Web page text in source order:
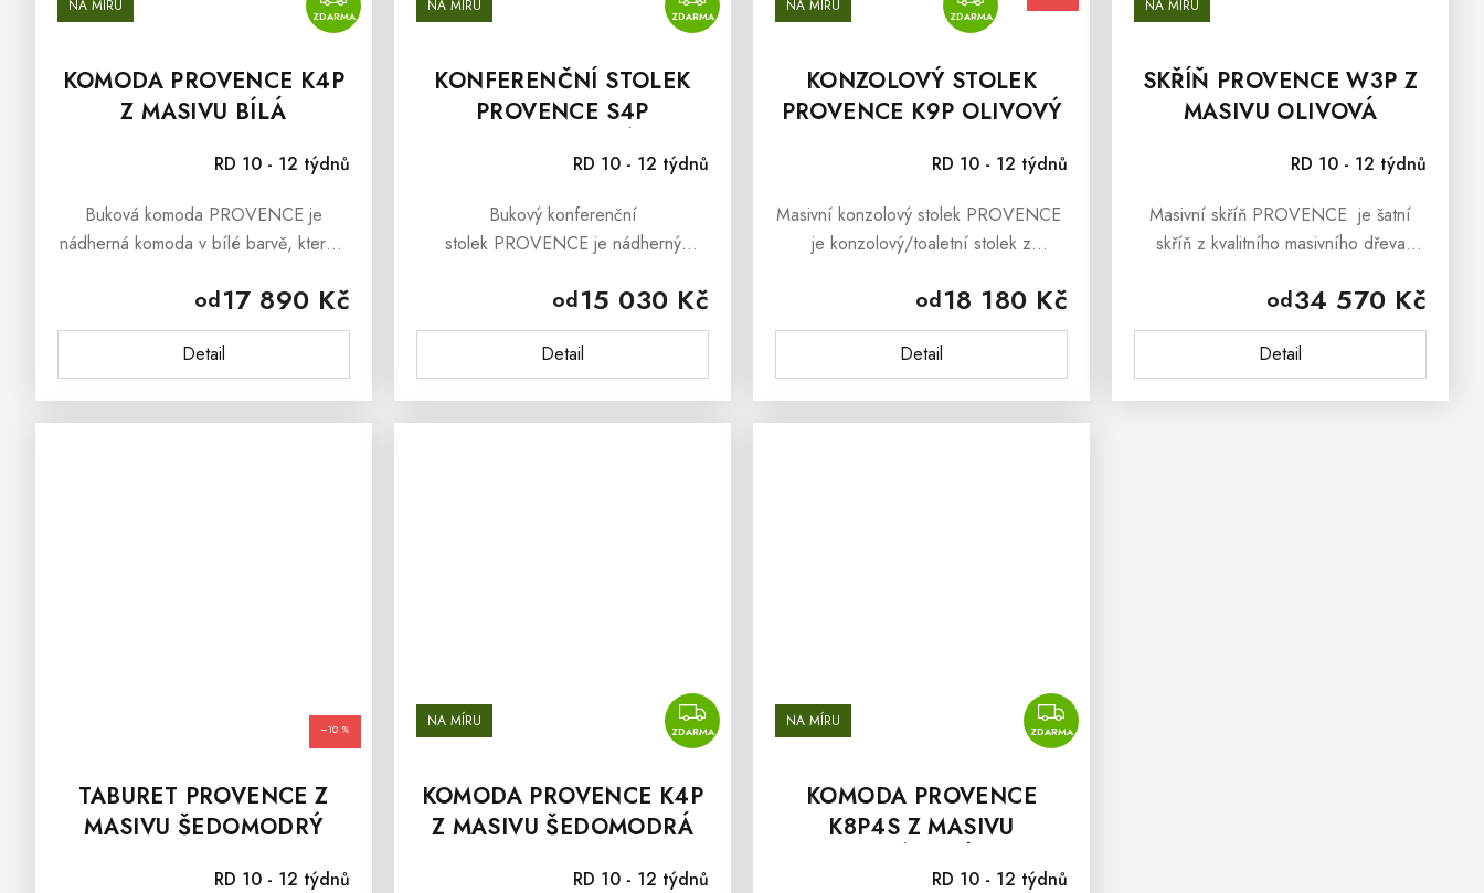
NA MÍRU ZDARMA
KOMODA PROVENCE K4P
Z MASIVU BÍLÁ
RD 10 - 12 týdnů
od17 890 Kč
Detail
Buková komoda PROVENCE je
nádherná komoda v bílé barvě, která s
francouzského venkova Provence.
Komoda z masivu PROVENCE je
vyrobena z masivního...
NA MÍRU ZDARMA
KONFERENČNÍ STOLEK
PROVENCE S4P
RD 10 - 12 týdnů
od15 030 Kč
Detail
Bukový konferenční
stolek PROVENCE je nádherný
pokoje, který sebou přináší i svěží
závan francouzského venkova
Provence. Masivní...
NA MÍRU ZDARMA
KONZOLOVÝ STOLEK
PROVENCE K9P OLIVOVÝ
RD 10 - 12 týdnů
od18 180 Kč
Detail
Masivní konzolový stolek PROVENCE
je konzolový/toaletní stolek z
stylem francouzského provensálského
venkova. Masivní...
NA MÍRU
SKŘÍŇ PROVENCE W3P Z
MASIVU OLIVOVÁ
RD 10 - 12 týdnů
od34 570 Kč
Detail
Masivní skříň PROVENCE je šatní
skříň z kvalitního masivního dřeva
provensálského venkova. Masivní skříň
PROVENCE je vyrobená z...
–10 %
TABURET PROVENCE Z
MASIVU ŠEDOMODRÝ
RD 10 - 12 týdnů
NA MÍRU ZDARMA
ZDARMA
KOMODA PROVENCE K4P
Z MASIVU ŠEDOMODRÁ
RD 10 - 12 týdnů
NA MÍRU ZDARMA
ZDARMA
KOMODA PROVENCE
K8P4S Z MASIVU
RD 10 - 12 týdnů